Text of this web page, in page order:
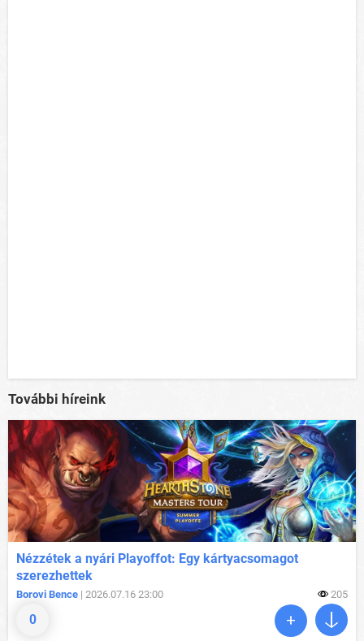
További híreink
0
Nézzétek a nyári Playoffot: Egy kártyacsomagot
szerezhettek
Borovi Bence | 2026.07.16 23:00 205